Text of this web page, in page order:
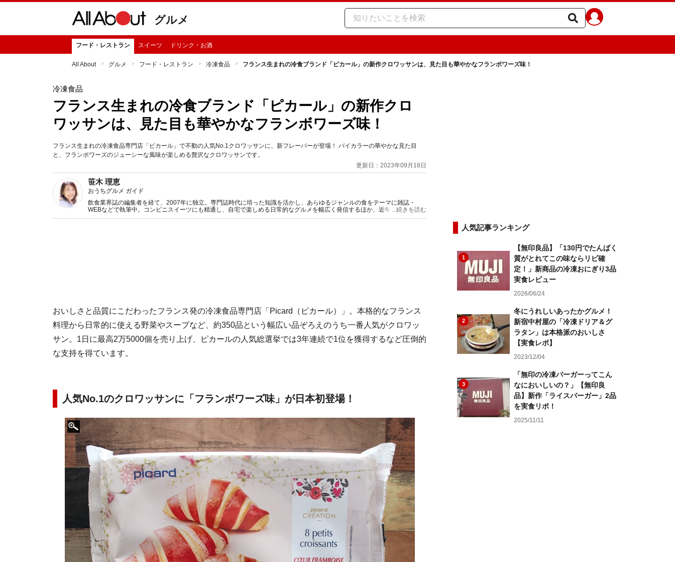
グルメ
フード・レストラン スイーツ ドリンク・お酒
All About グルメ フード・レストラン 冷凍食品 フランス生まれの冷食ブランド「ピカール」の新作クロワッサンは、見た目も華やかなフランボワーズ味！
冷凍食品
フランス生まれの冷食ブランド「ピカール」の新作クロ
ワッサンは、見た目も華やかなフランボワーズ味！
フランス生まれの冷凍食品専門店「ピカール」で不動の人気No.1クロワッサンに、新フレーバーが登場！ バイカラーの華やかな見た目
と、フランボワーズのジューシーな風味が楽しめる贅沢なクロワッサンです。
更新日：2023年09月18日
笹木 理恵
おうちグルメ ガイド
飲食業界誌の編集者を経て、2007年に独立。専門誌時代に培った知識を活かし、あらゆるジャンルの食をテーマに雑誌・
WEBなどで執筆中。コンビニスイーツにも精通し、自宅で楽しめる日常的なグルメを幅広く発信するほか、近年は「食の未
来」への取り組みについても意欲的に取材活動を行っている。
...続きを読む
おいしさと品質にこだわったフランス発の冷凍食品専門店「Picard（ピカール）」。本格的なフランス
料理から日常的に使える野菜やスープなど、約350品という幅広い品ぞろえのうち一番人気がクロワッ
サン。1日に最高2万5000個を売り上げ、ピカールの人気総選挙では3年連続で1位を獲得するなど圧倒的
な支持を得ています。
人気No.1のクロワッサンに「フランボワーズ味」が日本初登場！
人気記事ランキング
1
【無印良品】「130円でたんぱく
質がとれてこの味ならリピ確
定！」新商品の冷凍おにぎり3品
実食レビュー
2026/06/24
2
冬にうれしいあったかグルメ！
新宿中村屋の「冷凍ドリア＆グ
ラタン」は本格派のおいしさ
【実食レポ】
2023/12/04
3
「無印の冷凍バーガーってこん
なにおいしいの？」【無印良
品】新作「ライスバーガー」2品
を実食リポ！
2025/11/11